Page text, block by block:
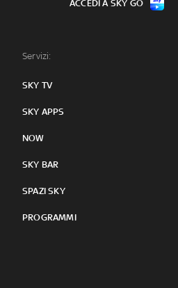
Servizi:
SKY TV
SKY APPS
NOW
SKY BAR
SPAZI SKY
PROGRAMMI
ACCEDI A SKY GO